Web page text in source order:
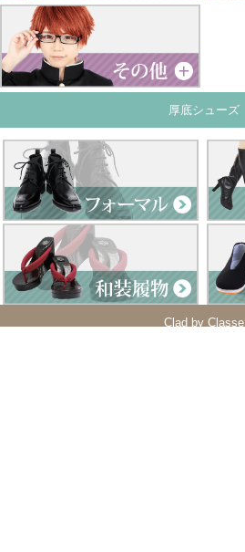
厚底シューズ
Clad by Classe